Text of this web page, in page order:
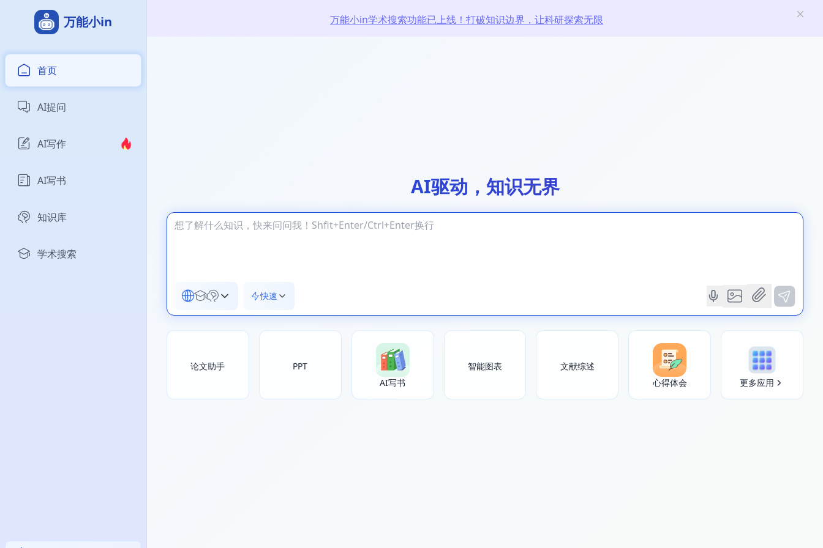
万能小in
首页
AI提问
AI写作
AI写书
知识库
学术搜索
万能小in学术搜索功能已上线！打破知识边界，让科研探索无限
AI驱动，知识无界
快速
AI写书
智能图表
心得体会 更多应用